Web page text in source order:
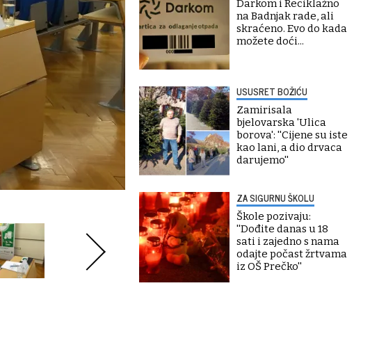
Darkom i Reciklažno
na Badnjak rade, ali
skraćeno. Evo do kada
možete doći...
USUSRET BOŽIĆU
Zamirisala
bjelovarska 'Ulica
borova': ''Cijene su iste
kao lani, a dio drvaca
darujemo''
ZA SIGURNU ŠKOLU
Škole pozivaju:
''Dođite danas u 18
sati i zajedno s nama
odajte počast žrtvama
iz OŠ Prečko''